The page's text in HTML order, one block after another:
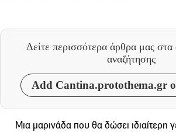
Δείτε περισσότερα άρθρα μας στα
αναζήτησης
Add Cantina.protothema.gr
Μια μαρινάδα που θα δώσει ιδιαίτερη